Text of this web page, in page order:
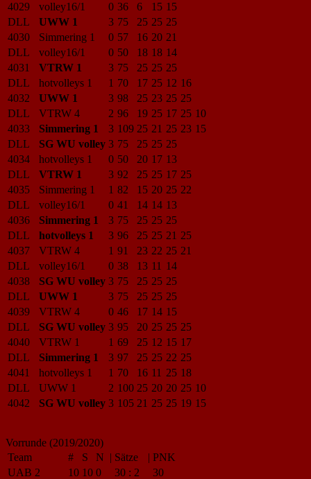
4029
volley16/1 0 36 6 15 15
DLL
UWW 1 3 75 25 25 25
4030
Simmering 1 0 57 16 20 21
DLL
volley16/1 0 50 18 18 14
4031
VTRW 1 3 75 25 25 25
DLL
hotvolleys 1 1 70 17 25 12 16
4032
UWW 1 3 98 25 23 25 25
DLL
VTRW 4 2 96 19 25 17 25 10
4033
Simmering 1 3 109 25 21 25 23 15
DLL
SG WU volley 3 75 25 25 25
4034
hotvolleys 1 0 50 20 17 13
DLL
VTRW 1 3 92 25 25 17 25
4035
Simmering 1 1 82 15 20 25 22
DLL
volley16/1 0 41 14 14 13
4036
Simmering 1 3 75 25 25 25
DLL
hotvolleys 1 3 96 25 25 21 25
4037
VTRW 4 1 91 23 22 25 21
DLL
volley16/1 0 38 13 11 14
4038
SG WU volley 3 75 25 25 25
DLL
UWW 1 3 75 25 25 25
4039
VTRW 4 0 46 17 14 15
DLL
SG WU volley 3 95 20 25 25 25
4040
VTRW 1 1 69 25 12 15 17
DLL
Simmering 1 3 97 25 25 22 25
4041
hotvolleys 1 1 70 16 11 25 18
DLL
UWW 1 2 100 25 20 20 25 10
4042
SG WU volley 3 105 21 25 25 19 15
Vorrunde (2019/2020)
Team
# S N | Sätze | PNK
UAB 2
10 10 0 30 : 2
30